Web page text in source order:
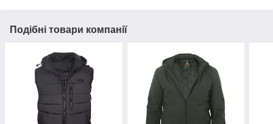
Подібні товари компанії